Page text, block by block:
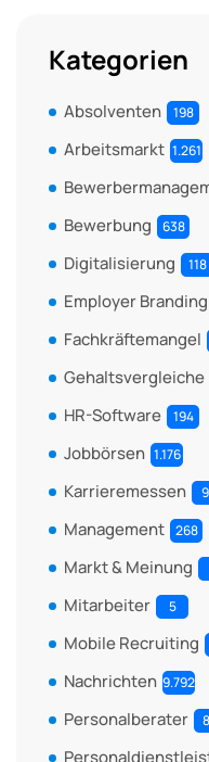
Kategorien
Absolventen 198
Arbeitsmarkt 1.261
Bewerbung 638
Digitalisierung 118
Employer Branding
Fachkräftemangel
Gehaltsvergleiche
HR-Software 194
Jobbörsen 1.176
Karrieremessen
Management 268
Markt & Meinung
Mitarbeiter 5
Mobile Recruiting
Nachrichten 9.792
Personalberater